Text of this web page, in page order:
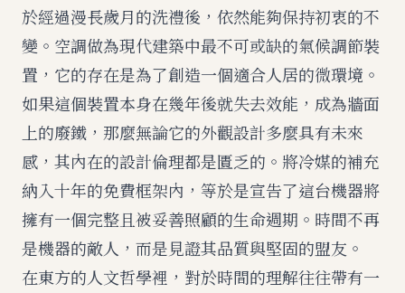
於經過漫長歲月的洗禮後，依然能夠保持初衷的不
變。空調做為現代建築中最不可或缺的氣候調節裝
置，它的存在是為了創造一個適合人居的微環境。
如果這個裝置本身在幾年後就失去效能，成為牆面
上的廢鐵，那麼無論它的外觀設計多麼具有未來
感，其內在的設計倫理都是匱乏的。將冷媒的補充
納入十年的免費框架內，等於是宣告了這台機器將
擁有一個完整且被妥善照顧的生命週期。時間不再
是機器的敵人，而是見證其品質與堅固的盟友。
在東方的人文哲學裡，對於時間的理解往往帶有一